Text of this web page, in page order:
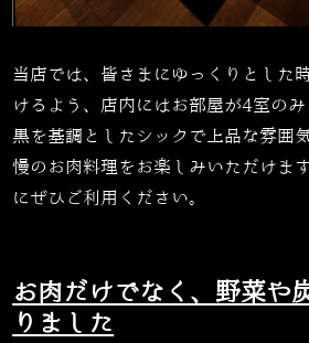
当店では、皆さまにゆっくりとした
けるよう、店内にはお部屋が4室のみ
黒を基調としたシックで上品な雰囲
慢のお肉料理をお楽しみいただけま
にぜひご利用ください。
お肉だけでなく、野菜や
りました